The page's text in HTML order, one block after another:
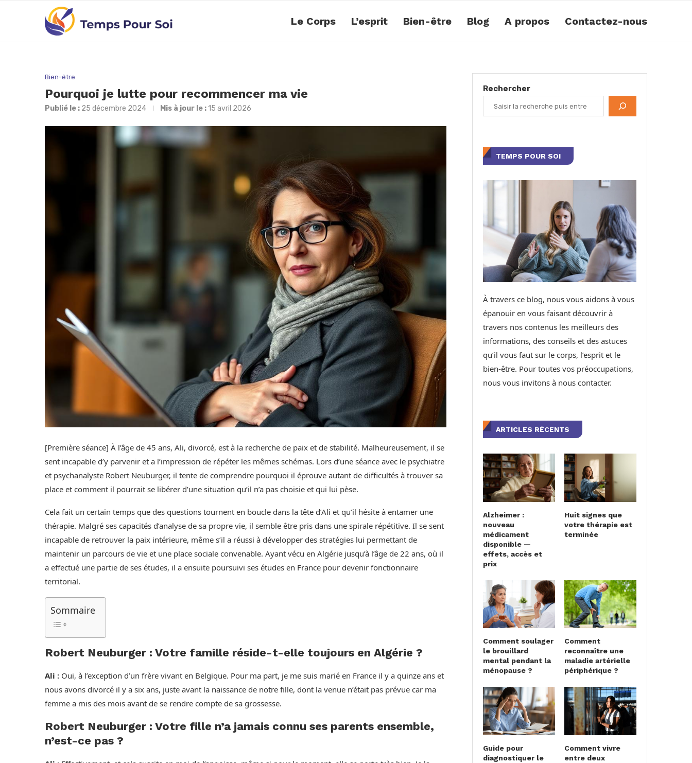
Le Corps L’esprit Bien-être Blog A propos Contactez-nous
Bien-être
Pourquoi je lutte pour recommencer ma vie
Publié le : 25 décembre 2024 Mis à jour le : 15 avril 2026
[Première séance] À l’âge de 45 ans, Ali, divorcé, est à la recherche de paix et de stabilité. Malheureusement, il se
sent incapable d’y parvenir et a l’impression de répéter les mêmes schémas. Lors d’une séance avec le psychiatre
et psychanalyste Robert Neuburger, il tente de comprendre pourquoi il éprouve autant de difficultés à trouver sa
place et comment il pourrait se libérer d’une situation qu’il n’a pas choisie et qui lui pèse.
Cela fait un certain temps que des questions tournent en boucle dans la tête d’Ali et qu’il hésite à entamer une
thérapie. Malgré ses capacités d’analyse de sa propre vie, il semble être pris dans une spirale répétitive. Il se sent
incapable de retrouver la paix intérieure, même s’il a réussi à développer des stratégies lui permettant de
maintenir un parcours de vie et une place sociale convenable. Ayant vécu en Algérie jusqu’à l’âge de 22 ans, où il
a effectué une partie de ses études, il a ensuite poursuivi ses études en France pour devenir fonctionnaire
territorial.
Sommaire
Robert Neuburger : Votre famille réside-t-elle toujours en Algérie ?
Ali : Oui, à l’exception d’un frère vivant en Belgique. Pour ma part, je me suis marié en France il y a quinze ans et
nous avons divorcé il y a six ans, juste avant la naissance de notre fille, dont la venue n’était pas prévue car ma
femme a mis des mois avant de se rendre compte de sa grossesse.
Robert Neuburger : Votre fille n’a jamais connu ses parents ensemble,
n’est-ce pas ?
Rechercher
TEMPS POUR SOI
À travers ce blog, nous vous aidons à vous
épanouir en vous faisant découvrir à
travers nos contenus les meilleurs des
informations, des conseils et des astuces
qu’il vous faut sur le corps, l’esprit et le
bien-être. Pour toutes vos préoccupations,
nous vous invitons à nous contacter.
ARTICLES RÉCENTS
Alzheimer :
nouveau
médicament
disponible —
effets, accès et
prix
Huit signes que
votre thérapie est
terminée
Comment soulager
le brouillard
mental pendant la
ménopause ?
Comment
reconnaître une
maladie artérielle
périphérique ?
Guide pour
diagnostiquer le
Comment vivre
entre deux